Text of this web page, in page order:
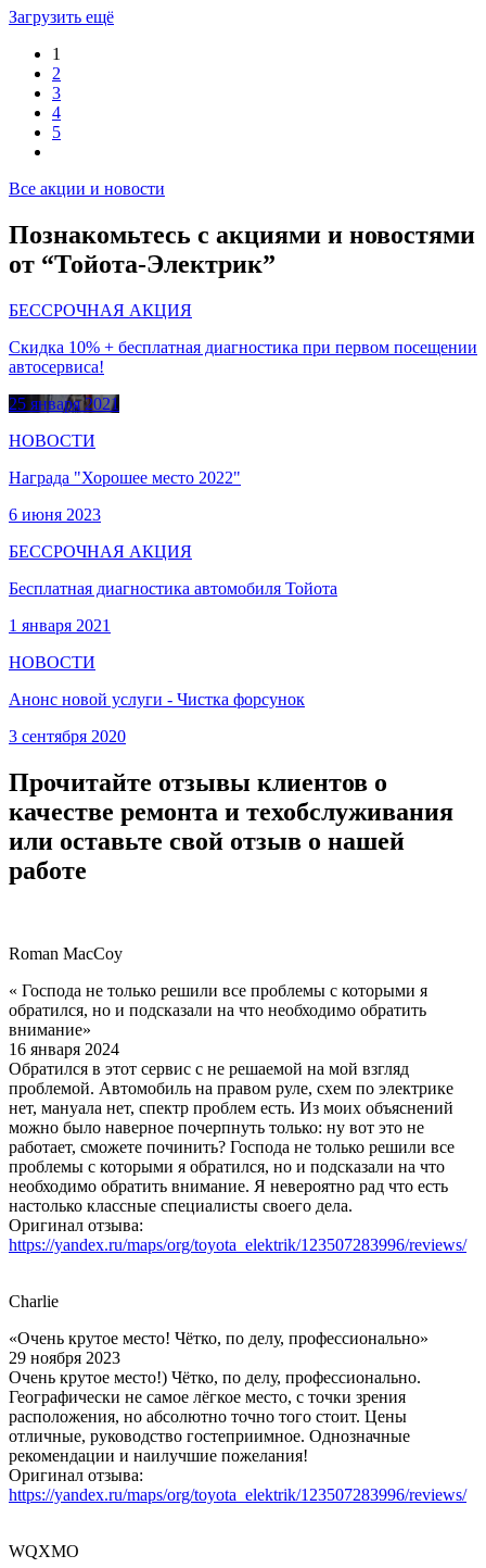
Загрузить ещё
1
2
3
4
5
Все акции и новости
Познакомьтесь с акциями и новостями
от “Тойота-Электрик”
БЕССРОЧНАЯ АКЦИЯ
Скидка 10% + бесплатная диагностика при первом посещении
автосервиса!
25 января 2021
НОВОСТИ
Награда "Хорошее место 2022"
6 июня 2023
БЕССРОЧНАЯ АКЦИЯ
Бесплатная диагностика автомобиля Тойота
1 января 2021
НОВОСТИ
Анонс новой услуги - Чистка форсунок
3 сентября 2020
Прочитайте отзывы клиентов о
качестве ремонта и техобслуживания
или оставьте свой отзыв о нашей
работе
Roman MacCoy
« Господа не только решили все проблемы с которыми я
обратился, но и подсказали на что необходимо обратить
внимание»
16 января 2024
Обратился в этот сервис с не решаемой на мой взгляд
проблемой. Автомобиль на правом руле, схем по электрике
нет, мануала нет, спектр проблем есть. Из моих объяснений
можно было наверное почерпнуть только: ну вот это не
работает, сможете починить? Господа не только решили все
проблемы с которыми я обратился, но и подсказали на что
необходимо обратить внимание. Я невероятно рад что есть
настолько классные специалисты своего дела.
Оригинал отзыва:
https://yandex.ru/maps/org/toyota_elektrik/123507283996/reviews/
Charlie
«Очень крутое место! Чётко, по делу, профессионально»
29 ноября 2023
Очень крутое место!) Чётко, по делу, профессионально.
Географически не самое лёгкое место, с точки зрения
расположения, но абсолютно точно того стоит. Цены
отличные, руководство гостеприимное. Однозначные
рекомендации и наилучшие пожелания!
Оригинал отзыва:
https://yandex.ru/maps/org/toyota_elektrik/123507283996/reviews/
WQXMO